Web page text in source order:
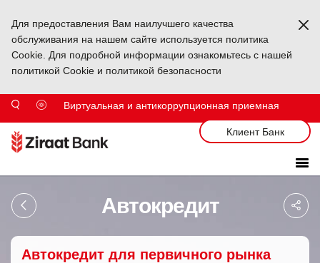
Для предоставления Вам наилучшего качества
обслуживания на нашем сайте используется политика
Cookie. Для подробной информации ознакомьтесь с нашей
политикой Cookie и политикой безопасности
Виртуальная и антикоррупционная приемная
Клиент Банк
Автокредит
Автокредит для первичного рынка